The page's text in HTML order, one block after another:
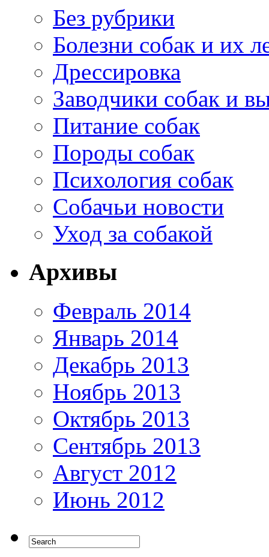
Без рубрики
Болезни собак и их
Дрессировка
Заводчики собак и
Питание собак
Породы собак
Психология собак
Собачьи новости
Уход за собакой
Архивы
Февраль 2014
Январь 2014
Декабрь 2013
Ноябрь 2013
Октябрь 2013
Сентябрь 2013
Август 2012
Июнь 2012